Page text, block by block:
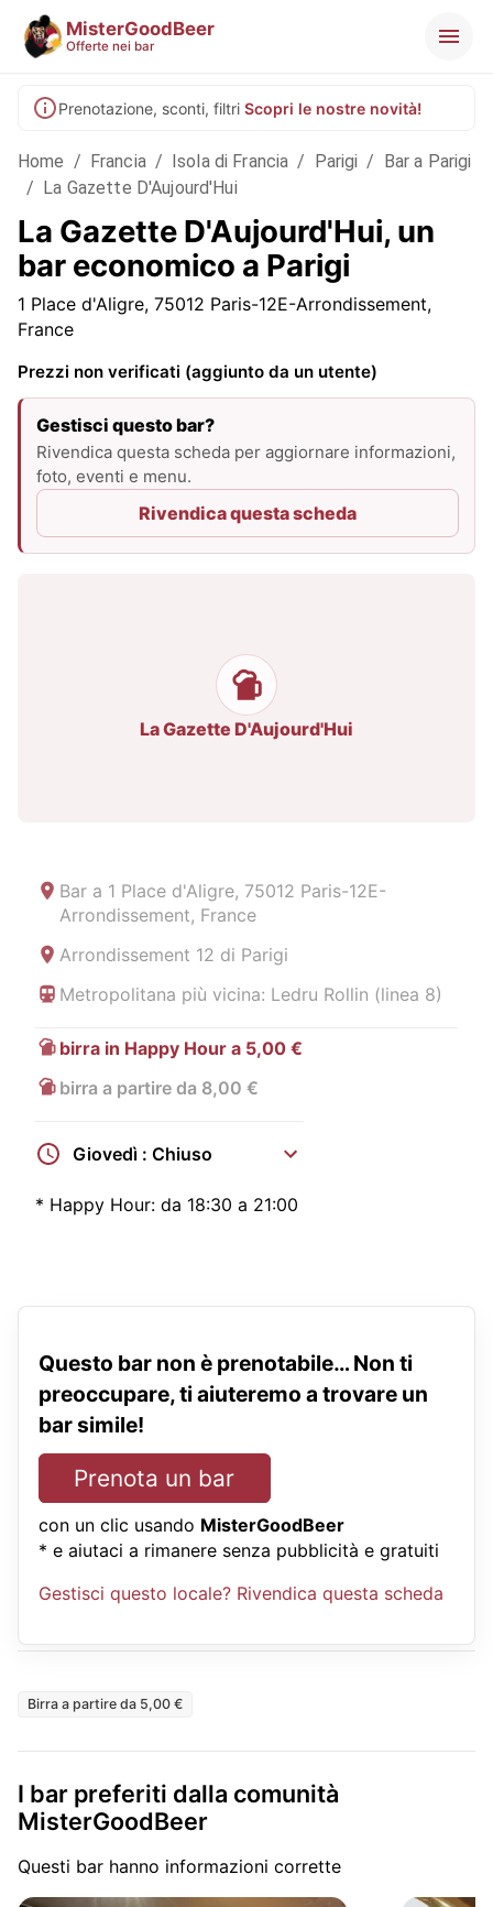
MisterGoodBeer
Offerte nei bar
Prenotazione, sconti, filtri Scopri le nostre novità!
Home / Francia / Isola di Francia / Parigi / Bar a Parigi
/ La Gazette D'Aujourd'Hui
La Gazette D'Aujourd'Hui, un
bar economico a Parigi
1 Place d'Aligre, 75012 Paris-12E-Arrondissement,
France
Prezzi non verificati (aggiunto da un utente)
Gestisci questo bar?
Rivendica questa scheda per aggiornare informazioni,
foto, eventi e menu.
Rivendica questa scheda
La Gazette D'Aujourd'Hui
Bar a 1 Place d'Aligre, 75012 Paris-12E-
Arrondissement, France
Arrondissement 12 di Parigi
Metropolitana più vicina: Ledru Rollin (linea 8)
birra in Happy Hour a 5,00 €
birra a partire da 8,00 €
Giovedì : Chiuso
* Happy Hour: da 18:30 a 21:00
Questo bar non è prenotabile… Non ti
preoccupare, ti aiuteremo a trovare un
bar simile!
Prenota un bar
con un clic usando MisterGoodBeer
* e aiutaci a rimanere senza pubblicità e gratuiti
Gestisci questo locale? Rivendica questa scheda
Birra a partire da 5,00 €
I bar preferiti dalla comunità
MisterGoodBeer
Questi bar hanno informazioni corrette